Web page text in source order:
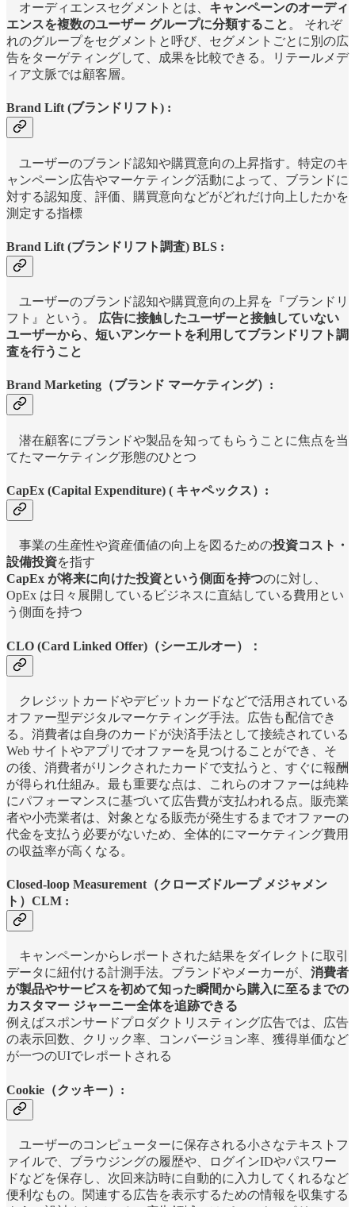
オーディエンスセグメントとは、 キャンペーンのオーディ
エンスを複数のユーザー グループに分類すること 。 それぞ
れのグループをセグメントと呼び、セグメントごとに別の広
告をターゲティングして、成果を比較できる。リテールメデ
ィア文脈では顧客層。
Brand Lift (ブランドリフト) :
ユーザーのブランド認知や購買意向の上昇指す。特定のキ
ャンペーン広告やマーケティング活動によって、ブランドに
対する認知度、評価、購買意向などがどれだけ向上したかを
測定する指標
Brand Lift (ブランドリフト調査) BLS :
ユーザーのブランド認知や購買意向の上昇を『ブランドリ
フト』という。 広告に接触したユーザーと接触していない
ユーザーから、短いアンケートを利用してブランドリフト調
査を行うこと
Brand Marketing（ブランド マーケティング）:
潜在顧客にブランドや製品を知ってもらうことに焦点を当
てたマーケティング形態のひとつ
CapEx (Capital Expenditure) ( キャペックス）:
事業の生産性や資産価値の向上を図るための投資コスト・
設備投資を指す
CapEx が将来に向けた投資という側面を持つのに対し、
OpEx は日々展開しているビジネスに直結している費用とい
う側面を持つ
CLO (Card Linked Offer)（シーエルオー）：
クレジットカードやデビットカードなどで活用されている
オファー型デジタルマーケティング手法。広告も配信でき
る。消費者は自身のカードが決済手法として接続されている
Web サイトやアプリでオファーを見つけることができ、そ
の後、消費者がリンクされたカードで支払うと、すぐに報酬
が得られ仕組み。最も重要な点は、これらのオファーは純粋
にパフォーマンスに基づいて広告費が支払われる点。販売業
者や小売業者は、対象となる販売が発生するまでオファーの
代金を支払う必要がないため、全体的にマーケティング費用
の収益率が高くなる。
Closed-loop Measurement（クローズドループ メジャメン
ト）CLM :
キャンペーンからレポートされた結果をダイレクトに取引
データに紐付ける計測手法。ブランドやメーカーが、 消費者
が製品やサービスを初めて知った瞬間から購入に至るまでの
カスタマー ジャーニー全体を追跡できる
例えばスポンサードプロダクトリスティング広告では、広告
の表示回数、クリック率、コンバージョン率、獲得単価など
が一つのUIでレポートされる
Cookie（クッキー）:
ユーザーのコンピューターに保存される小さなテキストフ
ァイルで、ブラウジングの履歴や、ログインIDやパスワー
ドなどを保存し、次回来訪時に自動的に入力してくれるなど
便利なもの。関連する広告を表示するための情報を収集する